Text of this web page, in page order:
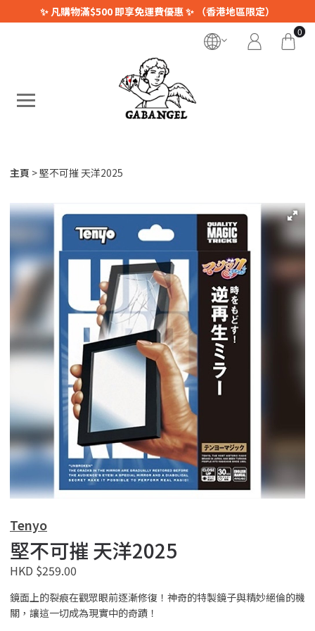
✨ 凡購物滿$500 即享免運費優惠 ✨ （香港地區限定）
0
主頁 堅不可摧 天洋2025
Tenyo
堅不可摧 天洋2025
HKD $259.00
鏡面上的裂痕在觀眾眼前逐漸修復！神奇的特製鏡子與精妙絕倫的機
關，讓這一切成為現實中的奇蹟！